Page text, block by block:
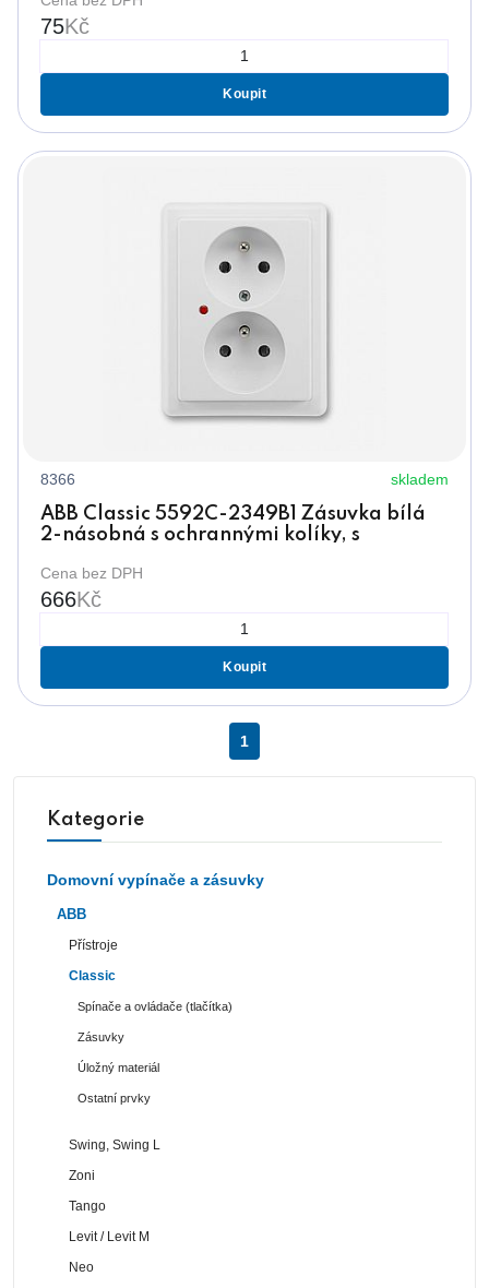
75Kč
Koupit
8366 skladem
ABB Classic 5592C-2349B1 Zásuvka bílá
2-násobná s ochrannými kolíky, s
Cena bez DPH
666Kč
Koupit
1
Kategorie
Domovní vypínače a zásuvky
ABB
Přístroje
Classic
Spínače a ovládače (tlačítka)
Zásuvky
Úložný materiál
Ostatní prvky
Swing, Swing L
Zoni
Tango
Levit / Levit M
Neo